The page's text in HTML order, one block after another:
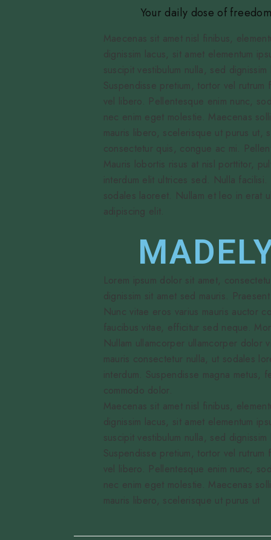
Your daily dose of freedom
Maecenas sit amet nisl finibus,
dignissim lacus, sit amet elementum
suscipit vestibulum nulla, sed
Suspendisse pretium, tortor vel
vel libero. Pellentesque enim nunc,
nec enim eget molestie. Maecenas
mauris libero, scelerisque ut purus ut,
consectetur quis, congue ac mi.
Mauris lobortis risus at nisl porttitor,
interdum elit ultrices sed. Nulla
sodales laoreet. Nullam et leo in erat
adipiscing elit.
Lorem ipsum dolor sit amet,
dignissim sit amet sed mauris.
Nunc vitae eros varius mauris auctor
faucibus vitae, efficitur sed neque.
Nullam ullamcorper ullamcorper dolor
mauris consectetur nulla, ut sodales
interdum. Suspendisse magna metus,
commodo dolor.
Maecenas sit amet nisl finibus,
dignissim lacus, sit amet elementum
suscipit vestibulum nulla, sed
Suspendisse pretium, tortor vel
vel libero. Pellentesque enim nunc,
nec enim eget molestie. Maecenas
mauris libero, scelerisque ut purus ut